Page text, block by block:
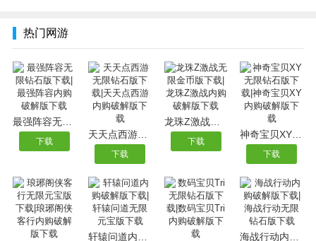
热门网游
最强阵容无限钻石版下载|最强阵容内购破解版下载
下载
下载
龙珠Z激战无限金币版下载|龙珠Z激战内购破解版下载
下载
下载